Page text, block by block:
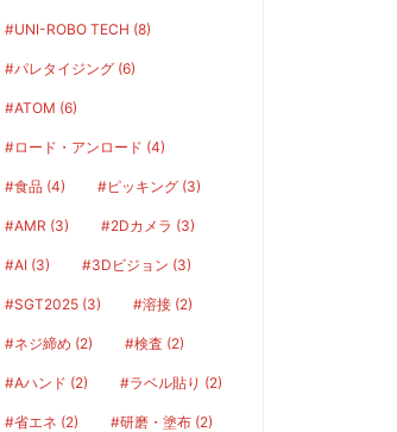
#UNI-ROBO TECH (8)
#パレタイジング (6)
#ATOM (6)
#ロード・アンロード (4)
#食品 (4) #ピッキング (3)
#AMR (3) #2Dカメラ (3)
#AI (3) #3Dビジョン (3)
#SGT2025 (3) #溶接 (2)
#ネジ締め (2) #検査 (2)
#Aハンド (2) #ラベル貼り (2)
#省エネ (2) #研磨・塗布 (2)